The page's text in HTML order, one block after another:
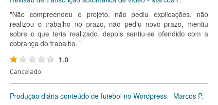
"Não compreendeu o projeto, não pediu explicações, não
realizou o trabalho no prazo, não pediu novo prazo, mentiu
sobre o que teria realizado, depois sentiu-se ofendido com a
cobrança do trabalho. "
1.0
Cancelado
Produção diária conteúdo de futebol no Wordpress - Marcos P.